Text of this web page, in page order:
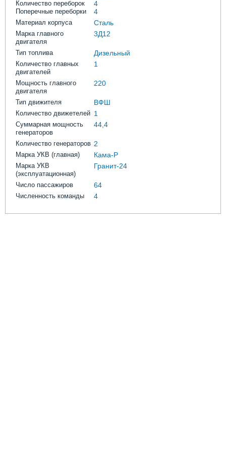
Количество переборок 4
Поперечные переборки 4
Материал корпуса Сталь
Марка главного
двигателя
3Д12
Тип топлива Дизельный
Количество главных
двигателей
1
Мощность главного
двигателя
220
Тип движителя ВФШ
Количество движетелей 1
Суммарная мощность
генераторов
44,4
Количество генераторов 2
Марка УКВ (главная) Кама-Р
Марка УКВ
(эксплуатационная)
Гранит-24
Число пассажиров 64
Численность команды 4